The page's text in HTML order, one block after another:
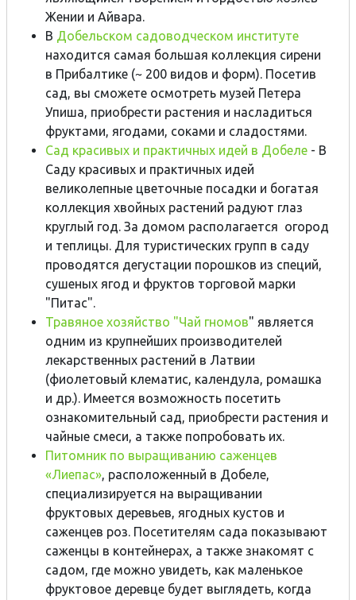
Жении и Айвара.
В Добельском садоводческом институте
находится самая большая коллекция сирени
в Прибалтике (~ 200 видов и форм). Посетив
сад, вы сможете осмотреть музей Петера
Упиша, приобрести растения и насладиться
фруктами, ягодами, соками и сладостями.
Сад красивых и практичных идей в Добеле - В
Саду красивых и практичных идей
великолепные цветочные посадки и богатая
коллекция хвойных растений радуют глаз
круглый год. За домом располагается огород
и теплицы. Для туристических групп в саду
проводятся дегустации порошков из специй,
сушеных ягод и фруктов торговой марки
"Питас".
Травяное хозяйство "Чай гномов" является
одним из крупнейших производителей
лекарственных растений в Латвии
(фиолетовый клематис, календула, ромашка
и др.). Имеется возможность посетить
ознакомительный сад, приобрести растения и
чайные смеси, а также попробовать их.
Питомник по выращиванию саженцев
«Лиепас», расположенный в Добеле,
специализируется на выращивании
фруктовых деревьев, ягодных кустов и
саженцев роз. Посетителям сада показывают
саженцы в контейнерах, а также знакомят с
садом, где можно увидеть, как маленькое
фруктовое деревце будет выглядеть, когда